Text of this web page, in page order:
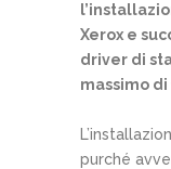
Xerox e
driver di
massimo
purché